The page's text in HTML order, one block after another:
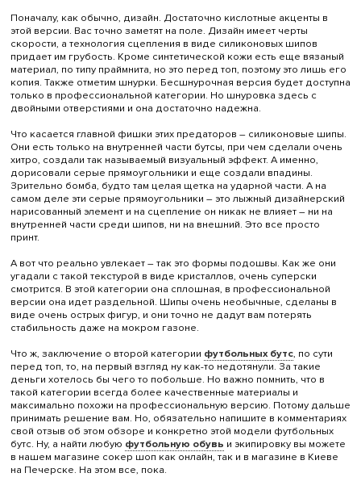
Поначалу, как обычно, дизайн. Достаточно кислотные акценты в
этой версии. Вас точно заметят на поле. Дизайн имеет черты
скорости, а технология сцепления в виде силиконовых шипов
придает им грубость. Кроме синтетической кожи есть еще вязаный
материал, по типу праймнита, но это перед топ, поэтому это лишь его
копия. Также отметим шнурки. Бесшнурочная версия будет доступна
только в профессиональной категории. Но шнуровка здесь с
двойными отверстиями и она достаточно надежна.
Что касается главной фишки этих предаторов – силиконовые шипы.
Они есть только на внутренней части бутсы, при чем сделали очень
хитро, создали так называемый визуальный эффект. А именно,
дорисовали серые прямоугольники и еще создали впадины.
Зрительно бомба, будто там целая щетка на ударной части. А на
самом деле эти серые прямоугольники – это лыжный дизайнерский
нарисованный элемент и на сцепление он никак не влияет – ни на
внутренней части среди шипов, ни на внешний. Это все просто
принт.
А вот что реально увлекает – так это формы подошвы. Как же они
угадали с такой текстурой в виде кристаллов, очень суперски
смотрится. В этой категории она сплошная, в профессиональной
версии она идет раздельной. Шипы очень необычные, сделаны в
виде очень острых фигур, и они точно не дадут вам потерять
стабильность даже на мокром газоне.
Что ж, заключение о второй категории футбольных бутс, по сути
перед топ, то, на первый взгляд ну как-то недотянули. За такие
деньги хотелось бы чего то побольше. Но важно помнить, что в
такой категории всегда более качественные материалы и
максимально похожи на профессиональную версию. Потому дальше
принимать решение вам. Но, обязательно напишите в комментариях
свой отзыв об этом обзоре и конкретно этой модели футбольных
бутс. Ну, а найти любую футбольную обувь и экипировку вы можете
в нашем магазине сокер шоп как онлайн, так и в магазине в Киеве
на Печерске. На этом все, пока.